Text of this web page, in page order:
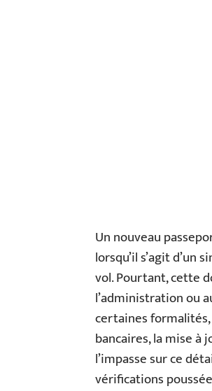
Un nouveau
lorsqu’il s’agit
vol. Pourtant, cette
l’administration ou
certaines formalités,
bancaires, la mise
l’impasse sur ce
vérifications